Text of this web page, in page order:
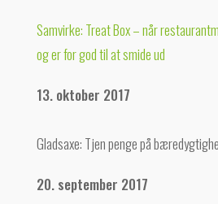
Samvirke: Treat Box – når
og er for god til at smide ud
13. oktober 2017
Gladsaxe: Tjen penge på
20. september 2017